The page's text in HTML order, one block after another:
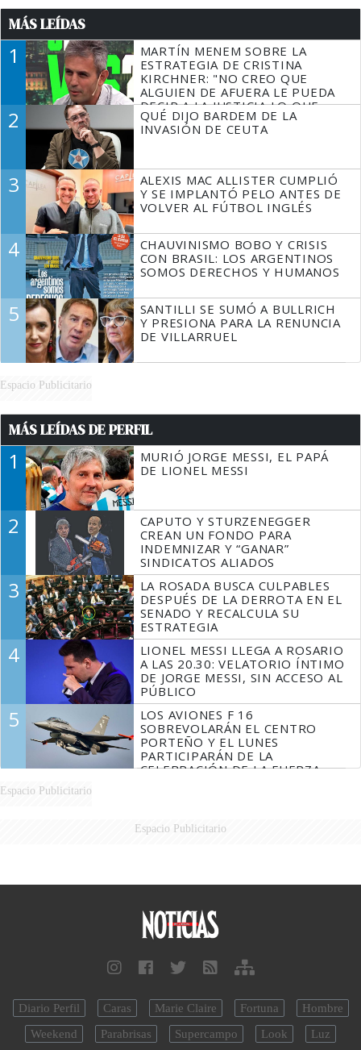
MÁS LEÍDAS
1
MARTÍN MENEM SOBRE LA
ESTRATEGIA DE CRISTINA
KIRCHNER: "NO CREO QUE
ALGUIEN DE AFUERA LE PUEDA
DECIR A LA JUSTICIA LO QUE
TIENE QUE HACER"
2
QUÉ DIJO BARDEM DE LA
INVASIÓN DE CEUTA
3
ALEXIS MAC ALLISTER CUMPLIÓ
Y SE IMPLANTÓ PELO ANTES DE
VOLVER AL FÚTBOL INGLÉS
4
CHAUVINISMO BOBO Y CRISIS
CON BRASIL: LOS ARGENTINOS
SOMOS DERECHOS Y HUMANOS
5
SANTILLI SE SUMÓ A BULLRICH
Y PRESIONA PARA LA RENUNCIA
DE VILLARRUEL
Espacio Publicitario
MÁS LEÍDAS DE PERFIL
1
MURIÓ JORGE MESSI, EL PAPÁ
DE LIONEL MESSI
2
CAPUTO Y STURZENEGGER
CREAN UN FONDO PARA
INDEMNIZAR Y “GANAR”
SINDICATOS ALIADOS
3
LA ROSADA BUSCA CULPABLES
DESPUÉS DE LA DERROTA EN EL
SENADO Y RECALCULA SU
ESTRATEGIA
4
LIONEL MESSI LLEGA A ROSARIO
A LAS 20.30: VELATORIO ÍNTIMO
DE JORGE MESSI, SIN ACCESO AL
PÚBLICO
5
LOS AVIONES F 16
SOBREVOLARÁN EL CENTRO
PORTEÑO Y EL LUNES
PARTICIPARÁN DE LA
CELEBRACIÓN DE LA FUERZA
Espacio Publicitario
Espacio Publicitario
Diario Perfil Caras Marie Claire Fortuna
Hombre
Weekend
Parabrisas Supercampo Look Luz